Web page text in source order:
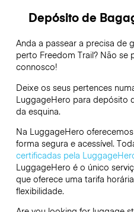
Depósito de
Anda a passear a precisa de
perto Freedom Trail? Não
connosco!
Deixe os seus pertences
LuggageHero para depósito
da esquina.
Na LuggageHero
forma segura e acessível.
certificadas pela
LuggageHero é o único
que oferece uma tarifa
flexibilidade.